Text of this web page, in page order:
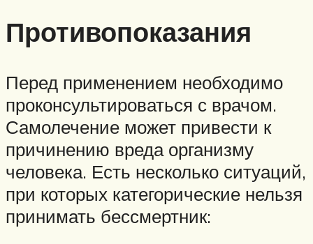
Противопоказания
Перед применением необходимо
проконсультироваться с врачом.
Самолечение может привести к
причинению вреда организму
человека. Есть несколько ситуаций,
при которых категорические нельзя
принимать бессмертник: